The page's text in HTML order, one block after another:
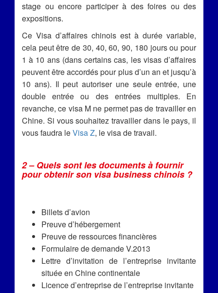
stage ou encore participer à des foires ou des
expositions.
Ce Visa d’affaires chinois est à durée variable,
cela peut être de 30, 40, 60, 90, 180 jours ou pour
1 à 10 ans (dans certains cas, les visas d’affaires
peuvent être accordés pour plus d’un an et jusqu’à
10 ans). Il peut autoriser une seule entrée, une
double entrée ou des entrées multiples. En
revanche, ce visa M ne permet pas de travailler en
Chine. Si vous souhaitez travailler dans le pays, il
vous faudra leVisa Z, le visa de travail.
2 – Quels sont les documents à fournir
pour obtenir son visa business chinois ?
Billets d’avion
Preuve d’hébergement
Preuve de ressources financières
Formulaire de demande V.2013
Lettre d’invitation de l’entreprise invitante
située en Chine continentale
Licence d’entreprise de l’entreprise invitante